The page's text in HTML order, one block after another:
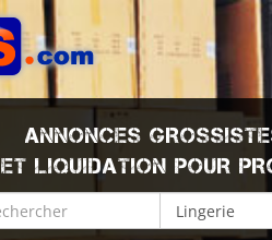
ANNONCES
ET LIQUIDATION POUR